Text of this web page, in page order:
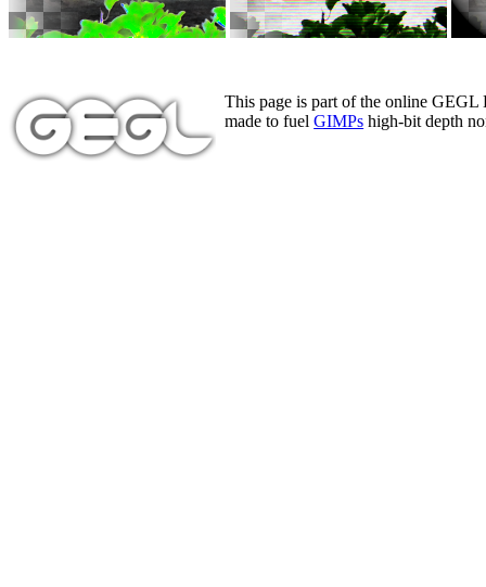
This page is part of the online
made to fuelGIMPs high-bit depth